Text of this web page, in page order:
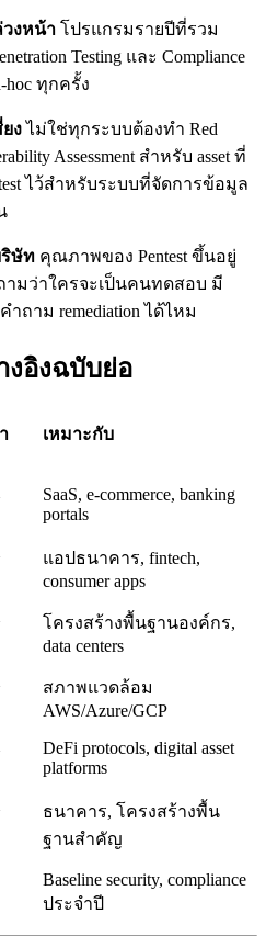
งหน้า โปรแกรมรายปีที่รวม
Testing และ Compliance
hoc ทุกครั้ง
งไม่ใช่ทุกระบบต้องทำ Red
Assessment สำหรับ asset ที่
ไว้สำหรับระบบที่จัดการข้อมูล
ษัท คุณภาพของ Pentest ขึ้นอยู่
มว่าใครจะเป็นคนทดสอบ มี
ำถาม remediation ได้ไหม
งอิงฉบับย่อ
เหมาะกับ
SaaS, e-commerce, banking
portals
แอปธนาคาร, fintech,
consumer apps
โครงสร้างพื้นฐานองค์กร,
data centers
สภาพแวดล้อม
AWS/Azure/GCP
DeFi protocols, digital asset
platforms
ธนาคาร, โครงสร้างพื้น
ฐานสำคัญ
Baseline security, compliance
ประจำปี